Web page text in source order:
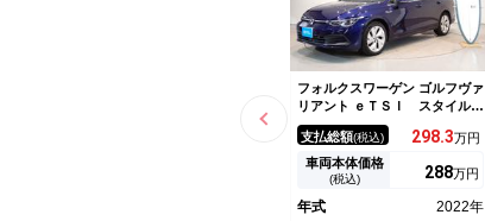
フォルクスワーゲン ゴルフヴァ
リアント ｅＴＳＩ スタイル
オートクルーズコントロール
サイドエアバッグ シートＨ
フルセグ 横滑り防止装置 ス
マートキー 記録簿 メモリー
パワーステアリング エアコ
支払総額(税込) 298.3万円
車両本体価格
(税込) 288万円
年式
2022年